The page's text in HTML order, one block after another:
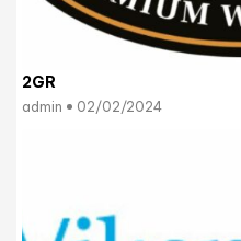
2GR
admin 02/02/2024